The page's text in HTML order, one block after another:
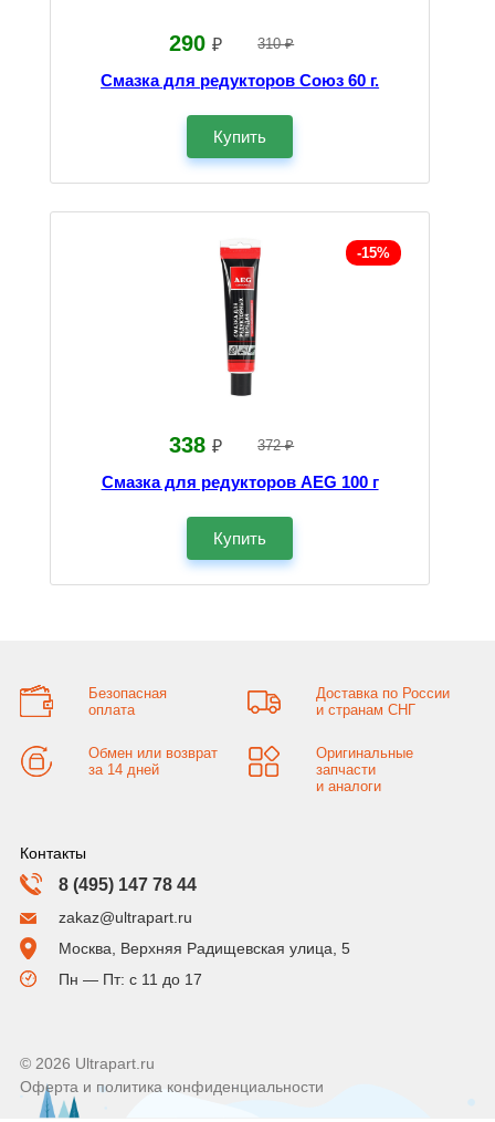
290 ₽ 310 ₽
Смазка для редукторов Союз 60 г.
Купить
-15%
338 ₽ 372 ₽
Смазка для редукторов AEG 100 г
Купить
Безопасная
оплата
Доставка по России
и странам СНГ
Обмен или возврат
за 14 дней
Оригинальные
запчасти
и аналоги
Контакты
8 (495) 147 78 44
zakaz@ultrapart.ru
Москва, Верхняя Радищевская улица, 5
Пн — Пт: с 11 до 17
© 2026 Ultrapart.ru
Оферта и политика конфиденциальности